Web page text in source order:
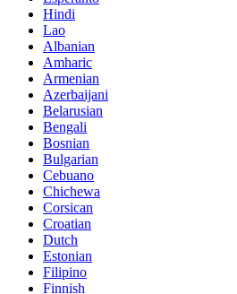
Hindi
Lao
Albanian
Amharic
Armenian
Azerbaijani
Belarusian
Bengali
Bosnian
Bulgarian
Cebuano
Chichewa
Corsican
Croatian
Dutch
Estonian
Filipino
Finnish